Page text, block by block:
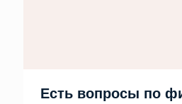
Есть вопросы по